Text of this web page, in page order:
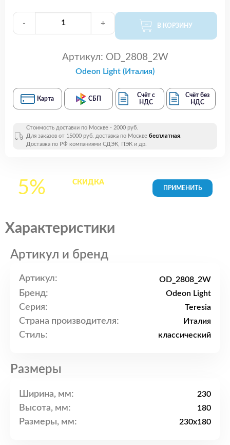
- + В КОРЗИНУ
Артикул: OD_2808_2W
Odeon Light (Италия)
Карта СБП
Счёт с
НДС
Счёт без
НДС
Стоимость доставки по Москве - 2000 руб.
Для заказов от 15000 руб. доставка по Москве бесплатная.
Доставка по РФ компаниями СДЭК, ПЭК и др.
5% СКИДКАна все
Характеристики
Артикул и бренд
Артикул: OD_2808_2W
Бренд: Odeon Light
Серия: Teresia
Страна производителя: Италия
Стиль: классический
Размеры
Ширина, мм: 230
Высота, мм: 180
Размеры, мм: 230x180